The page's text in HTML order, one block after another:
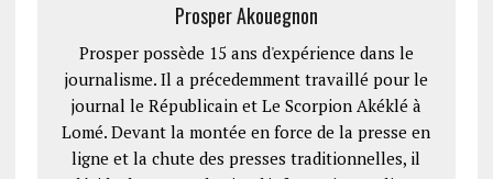
Prosper Akouegnon
Prosper possède 15 ans d'expérience dans le
journalisme. Il a précedemment travaillé pour le
journal le Républicain et Le Scorpion Akéklé à
Lomé. Devant la montée en force de la presse en
ligne et la chute des presses traditionnelles, il